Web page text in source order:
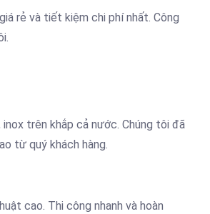
rẻ và tiết kiệm chi phí nhất. Công
trên khắp cả nước. Chúng tôi đã
từ quý khách hàng.
cao. Thi công nhanh và hoàn